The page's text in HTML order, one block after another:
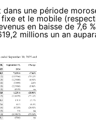
une période
et le mobile
en baisse de 7,6
millions un an